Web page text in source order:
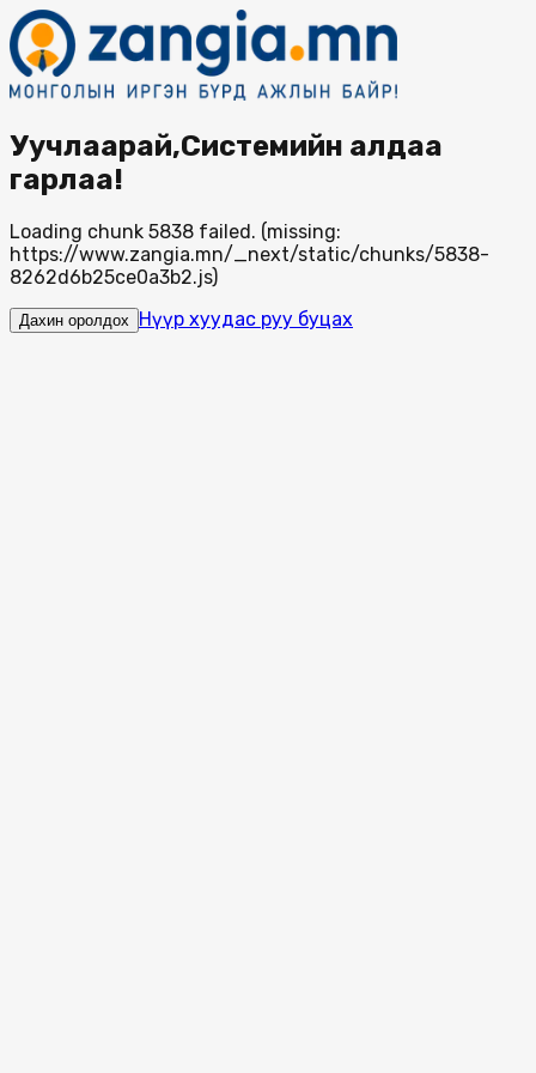
Уучлаарай,Системийн алдаа
гарлаа!
Loading chunk 5838 failed. (missing:
https://www.zangia.mn/_next/static/chunks/5838-
8262d6b25ce0a3b2.js)
Дахин оролдох Нүүр хуудас руу буцах